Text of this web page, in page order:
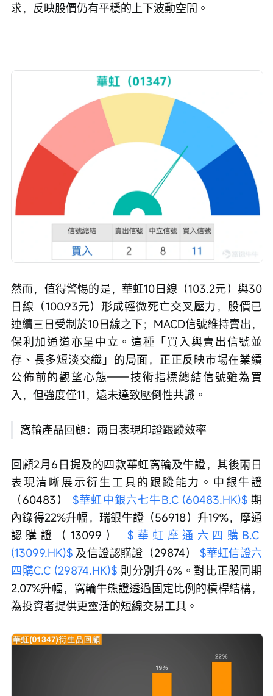
求，反映股價仍有平穩的上下波動空間。
然而，值得警惕的是，華虹10日線（103.2元）與30
日線（100.93元）形成輕微死亡交叉壓力，股價已
連續三日受制於10日線之下；MACD信號維持賣出，
保利加通道亦呈中立。這種「買入與賣出信號並
存、長多短淡交織」的局面，正正反映市場在業績
公佈前的觀望心態——技術指標總結信號雖為買
入，但強度僅11，遠未達致壓倒性共識。
窩輪產品回顧：兩日表現印證跟蹤效率
回顧2月6日提及的四款華虹窩輪及牛證，其後兩日
表現清晰展示衍生工具的跟蹤能力。中銀牛證
（60483） $華虹中銀六七牛B.C (60483.HK)$ 期
內錄得22%升幅，瑞銀牛證（56918）升19%，摩通
認購證（13099） $華虹摩通六四購B.C
(13099.HK)$ 及信證認購證（29874） $華虹信證六
四購C.C (29874.HK)$ 則分別升6%。對比正股同期
2.07%升幅，窩輪牛熊證透過固定比例的槓桿結構，
為投資者提供更靈活的短線交易工具。